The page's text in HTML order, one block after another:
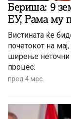
Бериша: 9
ЕУ, Рама му
Вистината ќе
почетокот на
ширење неточни
процес.
пред 4 мес.